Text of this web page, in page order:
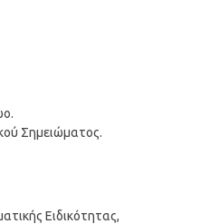
Σημειώματος.
Ειδικότητας,